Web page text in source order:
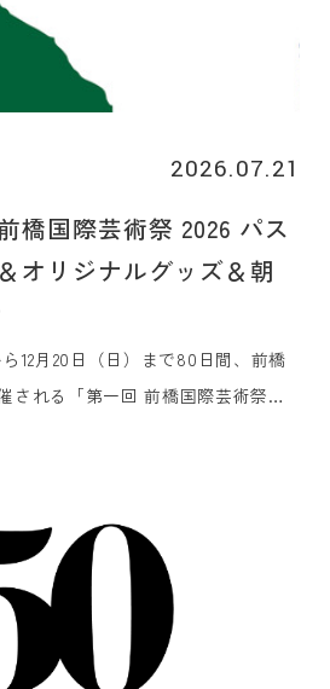
2026.07.21
国際芸術祭 2026 パス
オリジナルグッズ＆朝
12月20日（日）まで80日間、前橋
される「第一回 前橋国際芸術祭
より開始いたします。